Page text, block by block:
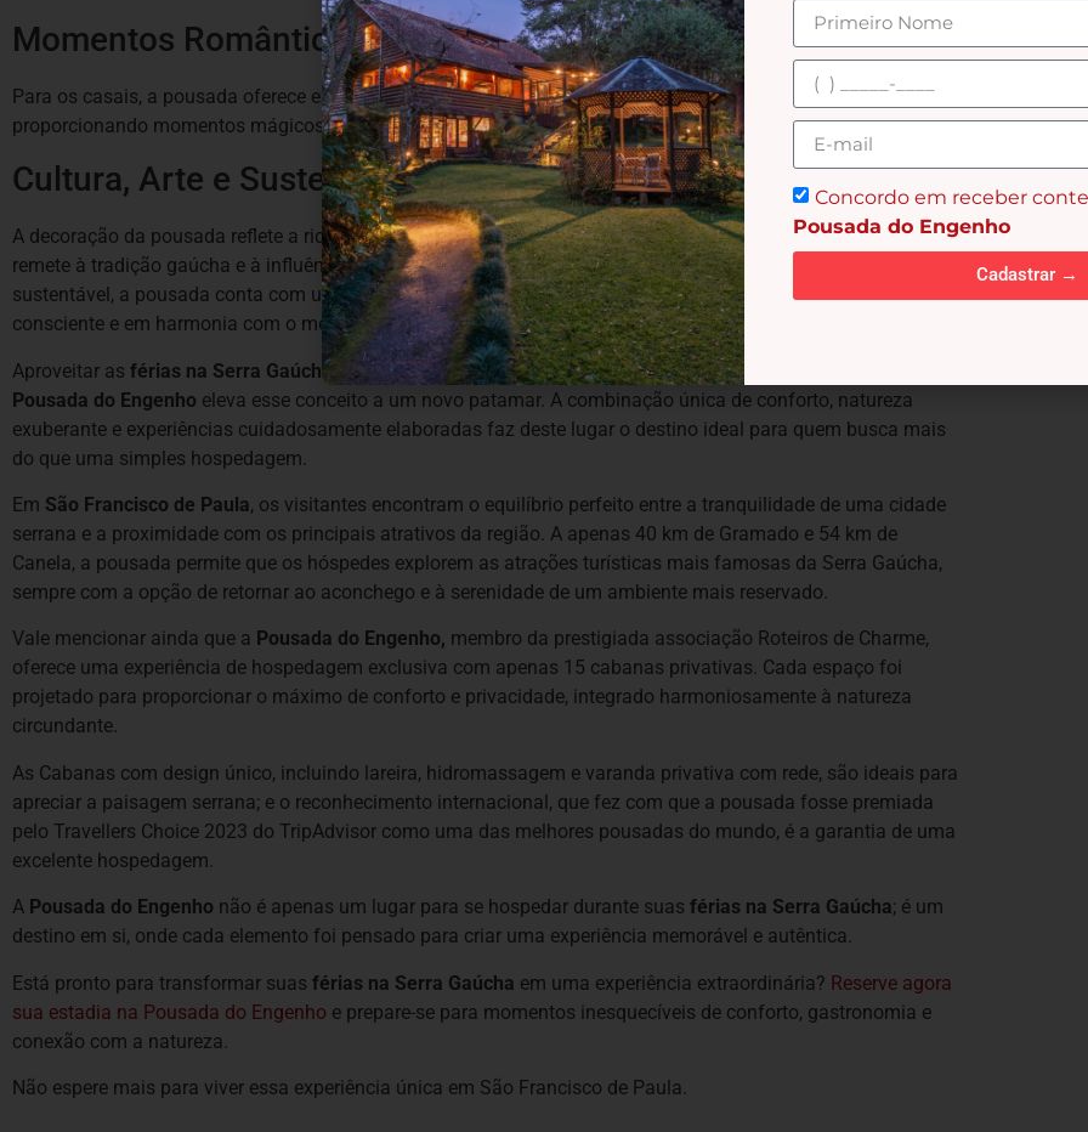
Momentos Românticos
Para os casais, a pousada oferece experiências exclusivas, comojantares à luz de velas na Casa da Árvore,
proporcionando momentos mágicos com vista privilegiada para o pôr do sol da Serra Gaúcha.
Cultura, Arte e Sustentabilidade
A decoração da pousada reflete a riqueza cultural da região, com peças de arte selecionadas e mobiliário que
remete à tradição gaúcha e à influência europeia, além disso, alinhada com as tendências globais de turismo
sustentável, a pousada conta com uma usina solar própria e práticas ecológicas que permitem uma estadia
consciente e em harmonia com o meio ambiente.
Aproveitar as férias na Serra Gaúcha é uma oportunidade de vivenciar experiências transformadoras, e a
Pousada do Engenho eleva esse conceito a um novo patamar. A combinação única de conforto, natureza
exuberante e experiências cuidadosamente elaboradas faz deste lugar o destino ideal para quem busca mais
do que uma simples hospedagem.
Em São Francisco de Paula, os visitantes encontram o equilíbrio perfeito entre a tranquilidade de uma cidade
serrana e a proximidade com os principais atrativos da região. A apenas 40 km de Gramado e 54 km de
Canela, a pousada permite que os hóspedes explorem as atrações turísticas mais famosas da Serra Gaúcha,
sempre com a opção de retornar ao aconchego e à serenidade de um ambiente mais reservado.
Vale mencionar ainda que a Pousada do Engenho, membro da prestigiada associação Roteiros de Charme,
oferece uma experiência de hospedagem exclusiva com apenas 15 cabanas privativas. Cada espaço foi
projetado para proporcionar o máximo de conforto e privacidade, integrado harmoniosamente à natureza
circundante.
As Cabanas com design único, incluindo lareira, hidromassagem e varanda privativa com rede, são ideais para
apreciar a paisagem serrana; e o reconhecimento internacional, que fez com que a pousada fosse premiada
pelo Travellers Choice 2023 do TripAdvisor como uma das melhores pousadas do mundo, é a garantia de uma
excelente hospedagem.
A Pousada do Engenho não é apenas um lugar para se hospedar durante suas férias na Serra Gaúcha; é um
destino em si, onde cada elemento foi pensado para criar uma experiência memorável e autêntica.
Está pronto para transformar suas férias na Serra Gaúcha em uma experiência extraordinária? Reserve agora
sua estadia na Pousada do Engenho e prepare-se para momentos inesquecíveis de conforto, gastronomia e
conexão com a natureza.
Não espere mais para viver essa experiência única em São Francisco de Paula.
Concordo em receber
Pousada do Engenho
Cadastrar →